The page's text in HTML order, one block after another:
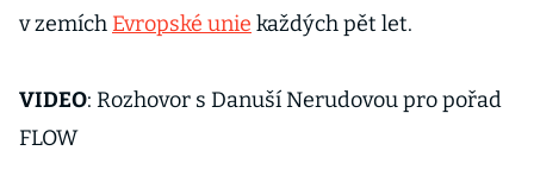
v zemích Evropské unie každých pět let.
VIDEO: Rozhovor s Danuší Nerudovou pro pořad
FLOW